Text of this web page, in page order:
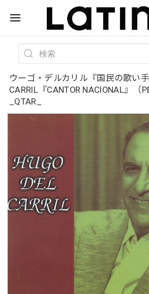
ウーゴ・デルカリル『国民の歌い
CARRIL『CANTOR NACIONAL』（
_QTAR_